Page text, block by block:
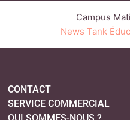
SUIVEZ-NOUS :
PLAN DU SITE
MENTIONS LÉGALES
POLITIQUE DE